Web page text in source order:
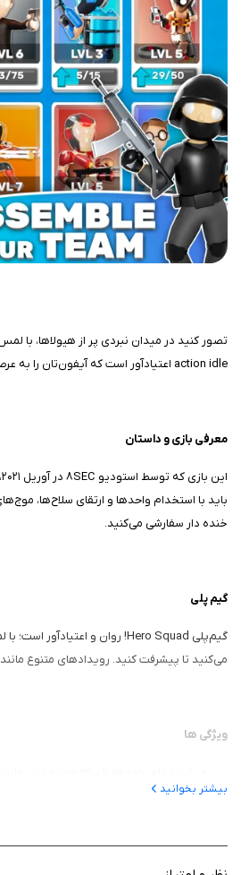
action idle اعتیادآور است که آیفون‌تان را به عرصه‌ای از استراتژی و هیجان بدل می‌سازد.
معرفی بازی و داستان
خنده دار سفارشی می‌کنید.
گیم‌ پلی
می‌کنید تا پیشرفت کنید. رویدادهای متنوع مانند money rush برای جمع‌آوری سریع طلا یا endless برای بقای بی‌پایان، تنوع می‌افزاید و با ارتقای قهرمان و تیم، استراتژی عمیق‌تر می‌شود.
ویژگی‌ ها
رویدادهای متنوع: solo run، endless mode و money rush برای چالش‌های مختلف
لباس‌های بامزه و costumes برای شخصی‌سازی قهرمان
بیشتر بخوانید